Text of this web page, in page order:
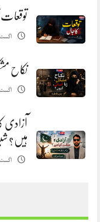
توقعات
اگست 8, 2026
نکاح
اگست 8, 2026
آزادی
ہیں؟
اگست 8, 2026